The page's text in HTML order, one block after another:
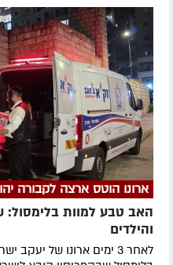
ארונו הוטס ארצה לקבורה
האב טבע למוות בלימסול:
והילדים
לאחר 3 ימים ארונו של